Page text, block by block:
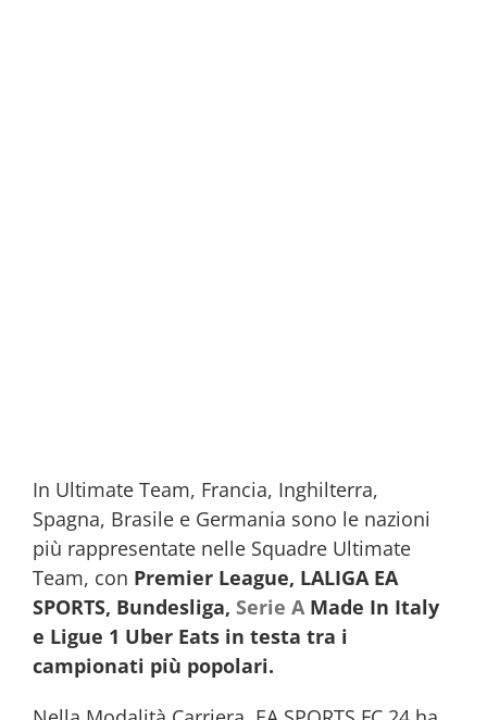
In Ultimate Team, Francia, Inghilterra,
Spagna, Brasile e Germania sono le nazioni
più rappresentate nelle Squadre Ultimate
Team, con Premier League, LALIGA EA
SPORTS, Bundesliga, Serie A Made In Italy
e Ligue 1 Uber Eats in testa tra i
campionati più popolari.